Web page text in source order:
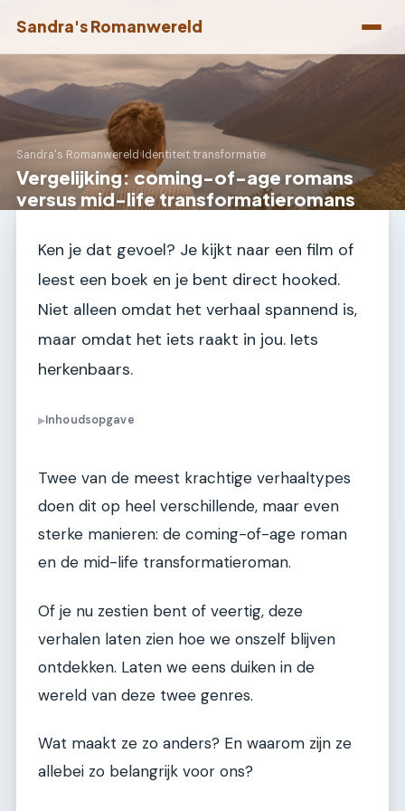
Sandra's Romanwereld
Sandra's Romanwereld›Identiteit transformatie
Vergelijking: coming-of-age romans
versus mid-life transformatieromans
Ken je dat gevoel? Je kijkt naar een film of
leest een boek en je bent direct hooked.
Niet alleen omdat het verhaal spannend is,
maar omdat het iets raakt in jou. Iets
herkenbaars.
▶Inhoudsopgave
Twee van de meest krachtige verhaaltypes
doen dit op heel verschillende, maar even
sterke manieren: de coming-of-age roman
en de mid-life transformatieroman.
Of je nu zestien bent of veertig, deze
verhalen laten zien hoe we onszelf blijven
ontdekken. Laten we eens duiken in de
wereld van deze twee genres.
Wat maakt ze zo anders? En waarom zijn ze
allebei zo belangrijk voor ons?